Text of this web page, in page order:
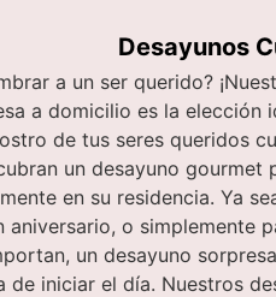
Desayunos
a un ser querido?
a domicilio es la elección
de tus seres queridos
un desayuno gourmet
en su residencia. Ya
aniversario, o simplemente
un desayuno
de iniciar el día. Nuestros